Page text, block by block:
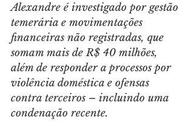
Alexandre é investigado por gestão
temerária e movimentações
financeiras não registradas, que
somam mais de R$ 40 milhões,
além de responder a processos por
violência doméstica e ofensas
contra terceiros – incluindo uma
condenação recente.